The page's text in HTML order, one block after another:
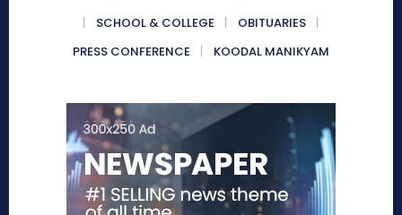
SCHOOL & COLLEGE
OBITUARIES
PRESS CONFERENCE
KOODAL MANIKYAM